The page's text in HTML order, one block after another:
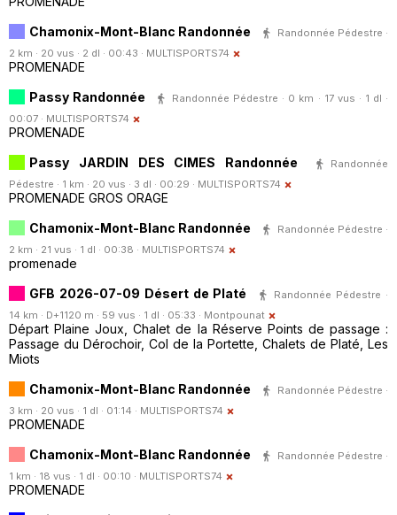
Chamonix-Mont-Blanc Randonnée
Randonnée Pédestre ·
2 km · 20 vus · 2 dl · 00:43 · MULTISPORTS74
PROMENADE
Passy Randonnée
Randonnée Pédestre · 0 km · 17 vus · 1 dl ·
00:07 · MULTISPORTS74
PROMENADE
Passy JARDIN DES CIMES Randonnée
Randonnée
Pédestre · 1 km · 20 vus · 3 dl · 00:29 · MULTISPORTS74
PROMENADE GROS ORAGE
Chamonix-Mont-Blanc Randonnée
Randonnée Pédestre ·
2 km · 21 vus · 1 dl · 00:38 · MULTISPORTS74
promenade
GFB 2026-07-09 Désert de Platé
Randonnée Pédestre ·
14 km · D+1120 m · 59 vus · 1 dl · 05:33 · Montpounat
Départ Plaine Joux, Chalet de la Réserve Points de passage :
Passage du Dérochoir, Col de la Portette, Chalets de Platé, Les
Miots
Chamonix-Mont-Blanc Randonnée
Randonnée Pédestre ·
3 km · 20 vus · 1 dl · 01:14 · MULTISPORTS74
PROMENADE
Chamonix-Mont-Blanc Randonnée
Randonnée Pédestre ·
1 km · 18 vus · 1 dl · 00:10 · MULTISPORTS74
PROMENADE